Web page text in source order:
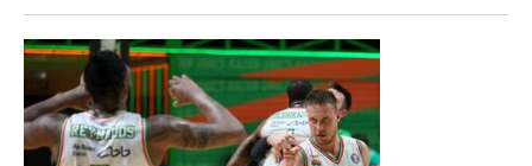
ВОЛЕЙБОЛ
КИБЕРСПОРТ
ИСТОРИЯ
КУЛЬТУРА
СПРАВОЧНИК
СПИСОК ПЕРСОН
СПИСОК КОМПАНИЙ
ПОЛНАЯ ВЕРСИЯ